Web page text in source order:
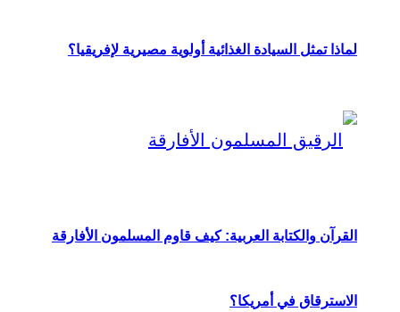
لماذا تمثل السيادة الغذائية أولوية مصيرية لإفريقيا؟
القرآن والكتابة العربية: كيف قاوم المسلمون الأفارقة
الاسترقاق في أمريكا؟